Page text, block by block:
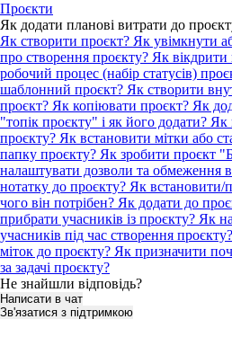
Проєкти
Як додати планові витрати до
Як створити проєкт? Як увімкнути
про створення проєкту? Як вікдрити
робочий процес (набір статусів)
шаблонний проєкт? Як створити
проєкт? Як копіювати проєкт? Як
"топік проєкту" і як його додати? Як
проєкту? Як встановити мітки або
папку проєкту? Як зробити проєкт
налаштувати дозволи та обмеження в
нотатку до проєкту? Як встановити/
чого він потрібен? Як додати до
прибрати учасників із проєкту? Як
учасників під час створення проєкту?
міток до проєкту? Як призначити
за задачі проєкту?
Не знайшли відповідь?
Написати в чат
Зв'язатися з підтримкою